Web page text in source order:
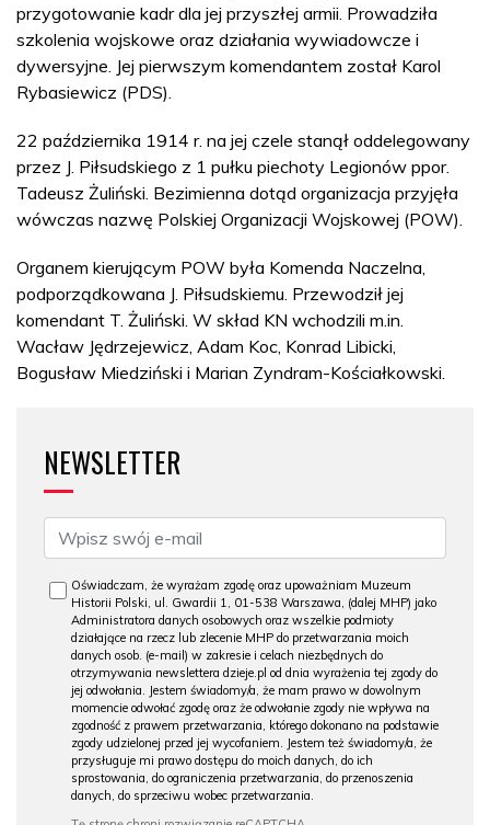
przygotowanie kadr dla jej przyszłej armii. Prowadziła
szkolenia wojskowe oraz działania wywiadowcze i
dywersyjne. Jej pierwszym komendantem został Karol
Rybasiewicz (PDS).
22 października 1914 r. na jej czele stanął oddelegowany
przez J. Piłsudskiego z 1 pułku piechoty Legionów ppor.
Tadeusz Żuliński. Bezimienna dotąd organizacja przyjęła
wówczas nazwę Polskiej Organizacji Wojskowej (POW).
Organem kierującym POW była Komenda Naczelna,
podporządkowana J. Piłsudskiemu. Przewodził jej
komendant T. Żuliński. W skład KN wchodzili m.in.
Wacław Jędrzejewicz, Adam Koc, Konrad Libicki,
Bogusław Miedziński i Marian Zyndram-Kościałkowski.
NEWSLETTER
Oświadczam, że wyrażam zgodę oraz upoważniam Muzeum
Historii Polski, ul. Gwardii 1, 01-538 Warszawa, (dalej MHP) jako
Administratora danych osobowych oraz wszelkie podmioty
działające na rzecz lub zlecenie MHP do przetwarzania moich
danych osob. (e-mail) w zakresie i celach niezbędnych do
otrzymywania newslettera dzieje.pl od dnia wyrażenia tej zgody do
jej odwołania. Jestem świadomy/a, że mam prawo w dowolnym
momencie odwołać zgodę oraz że odwołanie zgody nie wpływa na
zgodność z prawem przetwarzania, którego dokonano na podstawie
zgody udzielonej przed jej wycofaniem. Jestem też świadomy/a, że
przysługuje mi prawo dostępu do moich danych, do ich
sprostowania, do ograniczenia przetwarzania, do przenoszenia
danych, do sprzeciwu wobec przetwarzania.